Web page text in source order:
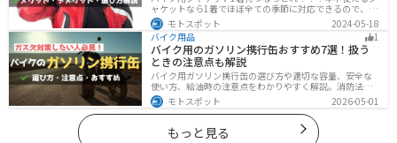
ャケットなら1着でほぼ全ての季節に対応できるので、出
費も抑えられます。真夏や真冬など極端な季節に乗る場
合は専用ジャケットがあるとより快適になるのでツーリ
ングスタイルに合わせて検討してください。
モトスポット
2024-05-18
バイク用品
1
バイク用のガソリン携行缶おすすめ7選！扱う
ときの注意点も解説
バイク用ガソリン携行缶の選び方や適切な容量、安全な
使い方、給油時の注意点をわかりやすく解説。消防法適
合品の見分け方や保管・圧力調整のコツ、スタンドでの
給油ルールまで網羅し、ツーリング時のガス欠対策をサ
ポート。SOTOやKIJIMAなどおすすめ携行缶も紹介しま
モトスポット 2026-05-01
もっと見る